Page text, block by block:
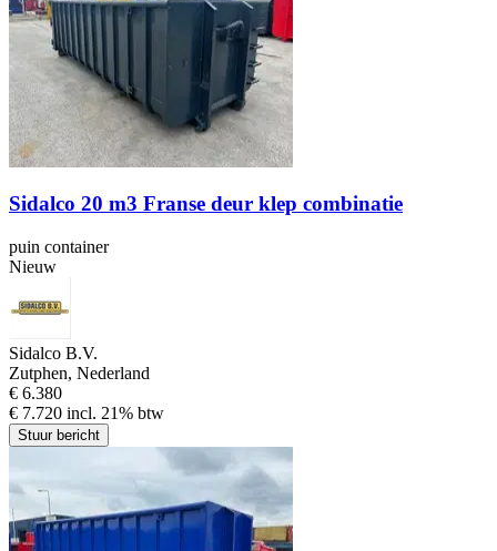
Sidalco 20 m3 Franse deur klep combinatie
puin container
Nieuw
Sidalco B.V.
Zutphen, Nederland
€ 6.380
€ 7.720 incl. 21% btw
Stuur bericht